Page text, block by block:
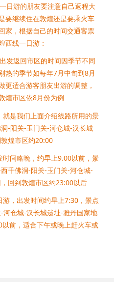
日游的朋友要注意自己返程大
要继续住在敦煌还是要乘火车
家，根据自己的时间交通客票
西线一日游：
发返回市区的时间因季节不同
热的季节如每年7月中旬到8月
更适合游客朋友出游的调整，
煌市区依8月份为例
是我们上面介绍线路所用的景
-阳关-玉门关-河仓城-汉长城
煌市区约20:00
间略晚，约早上9.00以前，景
千佛洞-阳关-玉门关-河仓城-
回到敦煌市区约23:00以后
，出发时间约早上7:30，景点
仓城-汉长城遗址-雅丹国家地
前，适合下午或晚上赶火车或